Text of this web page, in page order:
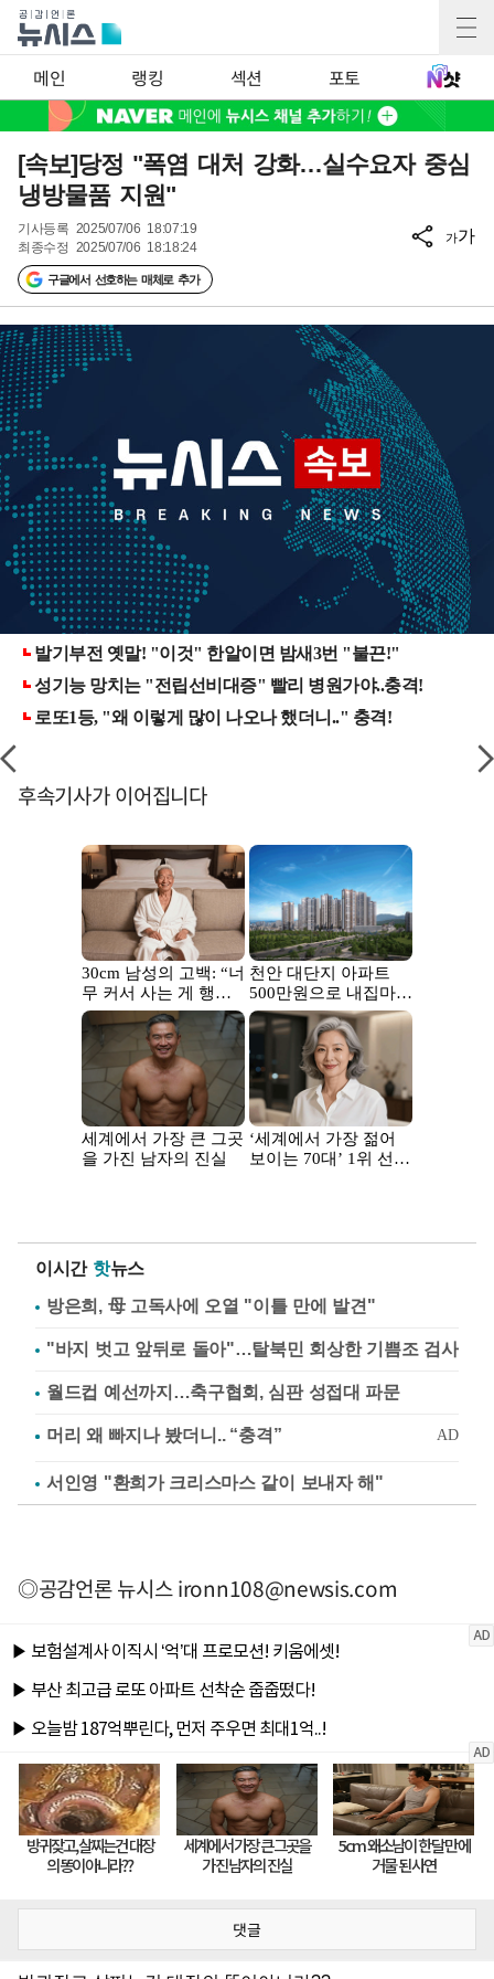
메인 랭킹 섹션 포토
[속보]당정 "폭염 대처 강화…실수요자 중심
냉방물품 지원"
기사등록 2025/07/06 18:07:19
최종수정 2025/07/06 18:18:24
구글에서 선호하는 매체로 추가
가가
후속기사가 이어집니다
이시간 핫뉴스
방은희, 母 고독사에 오열 "이틀 만에 발견"
"바지 벗고 앞뒤로 돌아"…탈북민 회상한 기쁨조 검사
월드컵 예선까지…축구협회, 심판 성접대 파문
서인영 "환희가 크리스마스 같이 보내자 해"
◎공감언론 뉴시스ironn108@newsis.com
댓글